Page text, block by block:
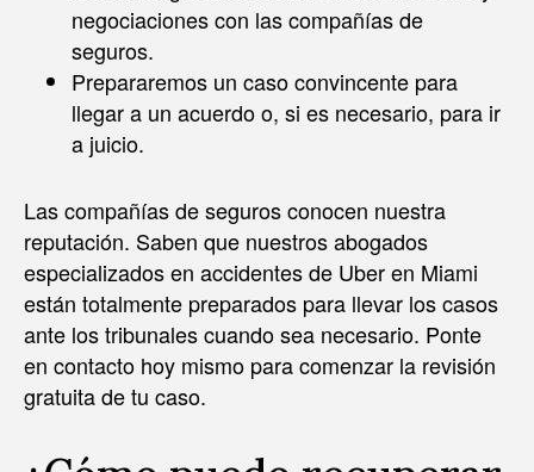
negociaciones con las compañías de
seguros.
Prepararemos un caso convincente para
llegar a un acuerdo o, si es necesario, para ir
a juicio.
Las compañías de seguros conocen nuestra
reputación. Saben que nuestros abogados
especializados en accidentes de Uber en Miami
están totalmente preparados para llevar los casos
ante los tribunales cuando sea necesario. Ponte
en contacto hoy mismo para comenzar la revisión
gratuita de tu caso.